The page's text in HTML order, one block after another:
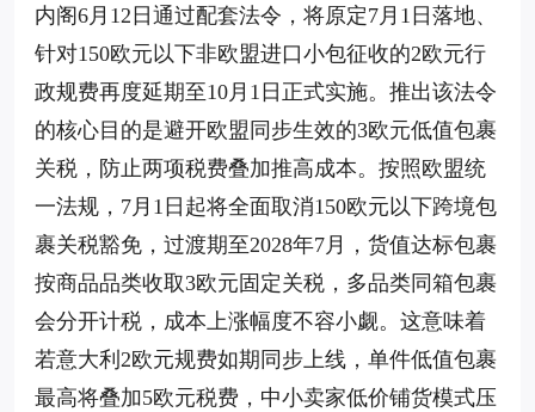
内阁6月12日通过配套法令，将原定7月1日落地、
针对150欧元以下非欧盟进口小包征收的2欧元行
政规费再度延期至10月1日正式实施。推出该法令
的核心目的是避开欧盟同步生效的3欧元低值包裹
关税，防止两项税费叠加推高成本。按照欧盟统
一法规，7月1日起将全面取消150欧元以下跨境包
裹关税豁免，过渡期至2028年7月，货值达标包裹
按商品品类收取3欧元固定关税，多品类同箱包裹
会分开计税，成本上涨幅度不容小觑。这意味着
若意大利2欧元规费如期同步上线，单件低值包裹
最高将叠加5欧元税费，中小卖家低价铺货模式压